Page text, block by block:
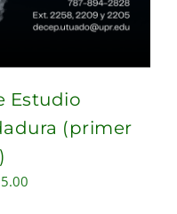
Estudio
(primer